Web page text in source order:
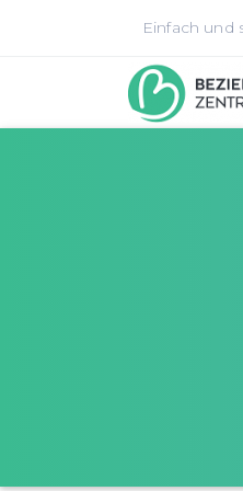
Einfach und